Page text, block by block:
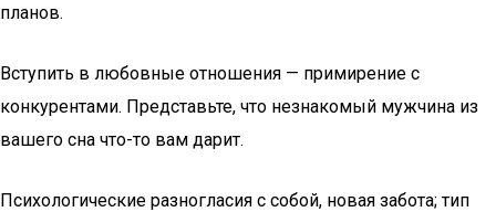
планов.
Вступить в любовные отношения — примирение с
конкурентами. Представьте, что незнакомый мужчина из
вашего сна что-то вам дарит.
Психологические разногласия с собой, новая забота; тип